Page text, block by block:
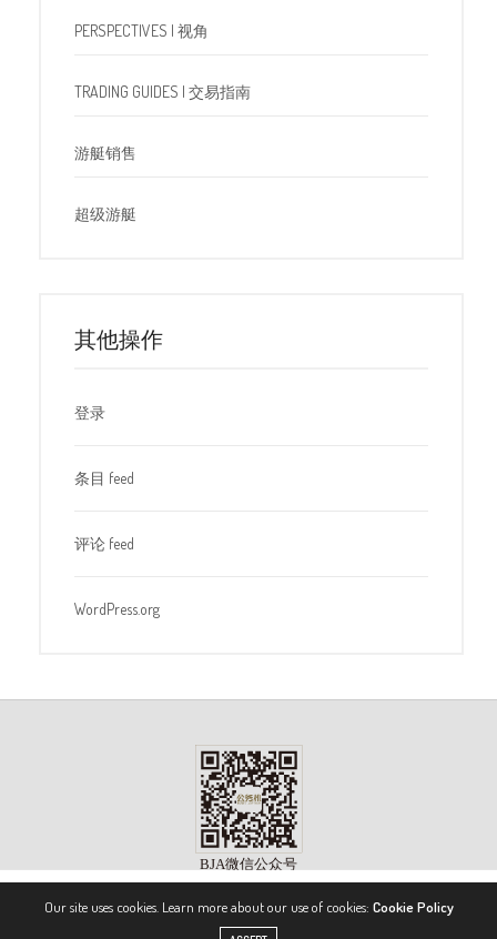
PERSPECTIVES | 视角
TRADING GUIDES | 交易指南
游艇销售
超级游艇
其他操作
登录
条目 feed
评论 feed
WordPress.org
版权所有 ©2023, 《公务机》杂志（BIZJET ADVISOR MAGAZINE）. 保留所有权利。
Our site uses cookies. Learn more about our use of cookies: Cookie Policy